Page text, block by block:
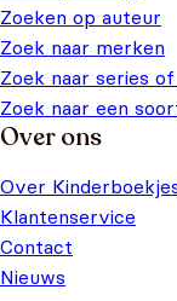
Zoeken op auteur
Zoek naar merken
Zoek naar series
Zoek naar een
Over ons
Over
Klantenservice
Contact
Nieuws